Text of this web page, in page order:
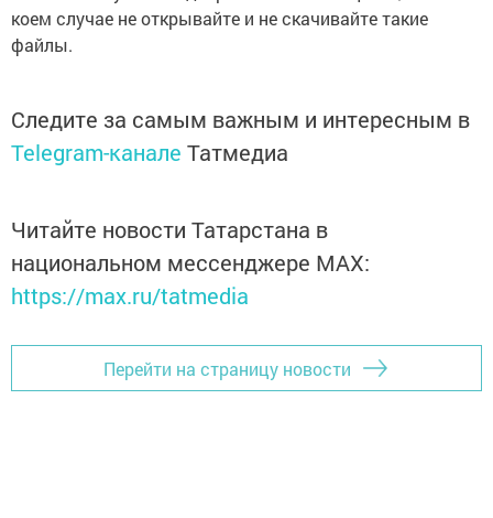
коем случае не открывайте и не скачивайте такие
файлы.
Следите за самым важным и интересным в
Telegram-канале Татмедиа
Читайте новости Татарстана в
национальном мессенджере MАХ:
https://max.ru/tatmedia
Перейти на страницу новости